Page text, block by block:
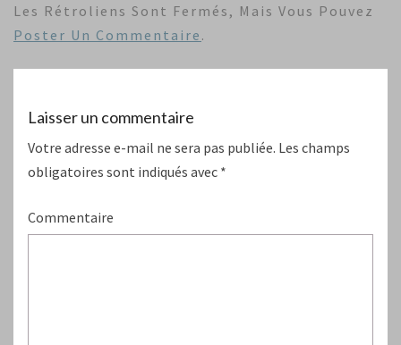
Les Rétroliens Sont Fermés, Mais Vous Pouvez
Poster Un Commentaire .
Laisser un commentaire
Votre adresse e-mail ne sera pas publiée. Les champs
obligatoires sont indiqués avec *
Commentaire